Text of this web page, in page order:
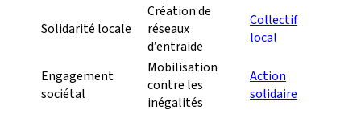
Solidarité locale
Création de
réseaux
d’entraide
Collectif
local
Engagement
sociétal
Mobilisation
contre les
inégalités
Action
solidaire